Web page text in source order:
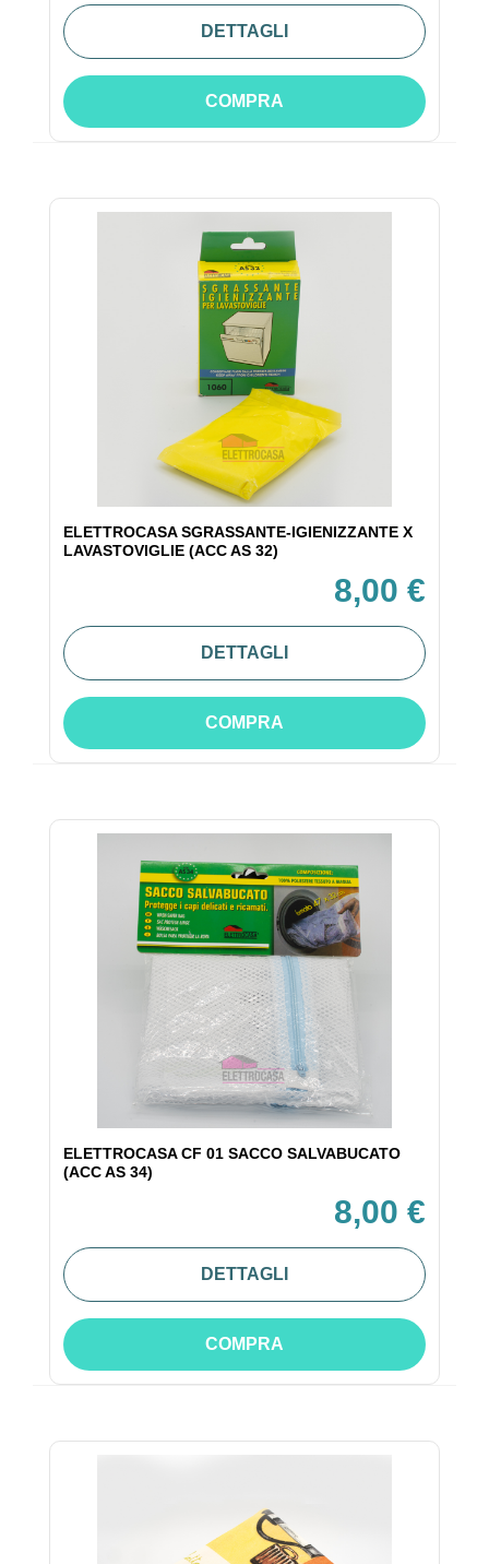
DETTAGLI
COMPRA
ELETTROCASA SGRASSANTE-IGIENIZZANTE X
LAVASTOVIGLIE (ACC AS 32)
8,00 €
DETTAGLI
COMPRA
ELETTROCASA CF 01 SACCO SALVABUCATO
(ACC AS 34)
8,00 €
DETTAGLI
COMPRA